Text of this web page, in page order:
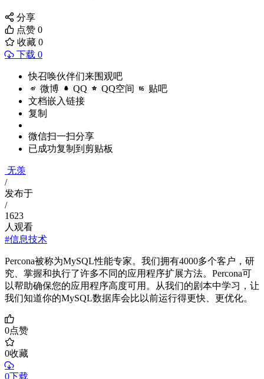
分享
点赞 0
收藏 0
下载 0
快召唤伙伴们来围观吧
微博 QQ QQ空间 贴吧
文档嵌入链接
复制
微信扫一扫分享
已成功复制到剪贴板
无羡
/
发布于
/
1623
人观看
#信息技术
Percona被称为MySQL性能专家。我们拥有4000多个客户，研
究、掌握和执行了许多不同的应用程序扩展方法。Percona可
以帮助确保您的应用程序高度可用。从我们的剧本中学习，让
我们知道你的MySQL数据库会比以前运行得更快、更优化。
0点赞
0收藏
0下载